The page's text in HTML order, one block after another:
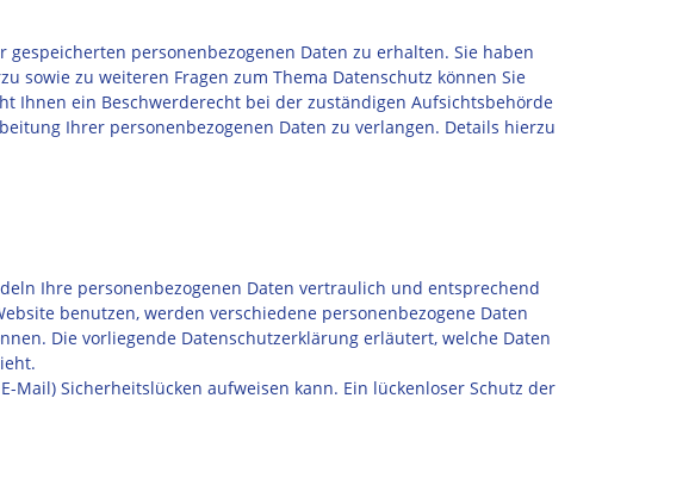
personenbezogenen Daten zu erhalten. Sie haben
sowie zu weiteren Fragen zum Thema Datenschutz können Sie
Ihnen ein Beschwerderecht bei der zuständigen Aufsichtsbehörde
Ihrer personenbezogenen Daten zu verlangen. Details hierzu
Ihre personenbezogenen Daten vertraulich und entsprechend
benutzen, werden verschiedene personenbezogene Daten
Die vorliegende Datenschutzerklärung erläutert, welche Daten
Sicherheitslücken aufweisen kann. Ein lückenloser Schutz der